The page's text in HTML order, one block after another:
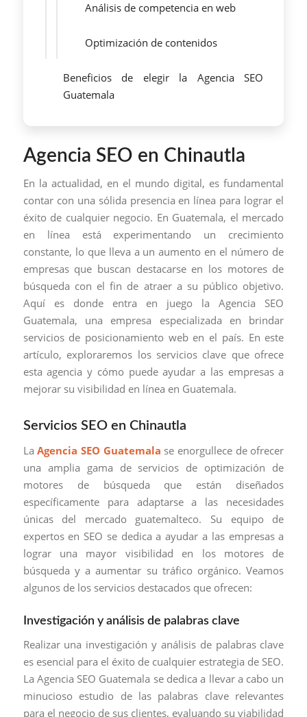
Análisis de competencia en web
Optimización de contenidos
Beneficios de elegir la Agencia SEO
Guatemala
Agencia SEO en Chinautla
En la actualidad, en el mundo digital, es fundamental
contar con una sólida presencia en línea para lograr el
éxito de cualquier negocio. En Guatemala, el mercado
en línea está experimentando un crecimiento
constante, lo que lleva a un aumento en el número de
empresas que buscan destacarse en los motores de
búsqueda con el fin de atraer a su público objetivo.
Aquí es donde entra en juego la Agencia SEO
Guatemala, una empresa especializada en brindar
servicios de posicionamiento web en el país. En este
artículo, exploraremos los servicios clave que ofrece
esta agencia y cómo puede ayudar a las empresas a
mejorar su visibilidad en línea en Guatemala.
Servicios SEO en Chinautla
LaAgencia SEO Guatemala se enorgullece de ofrecer
una amplia gama de servicios de optimización de
motores de búsqueda que están diseñados
específicamente para adaptarse a las necesidades
únicas del mercado guatemalteco. Su equipo de
expertos en SEO se dedica a ayudar a las empresas a
lograr una mayor visibilidad en los motores de
búsqueda y a aumentar su tráfico orgánico. Veamos
algunos de los servicios destacados que ofrecen:
Investigación y análisis de palabras clave
Realizar una investigación y análisis de palabras clave
es esencial para el éxito de cualquier estrategia de SEO.
La Agencia SEO Guatemala se dedica a llevar a cabo un
minucioso estudio de las palabras clave relevantes
para el negocio de sus clientes, evaluando su viabilidad